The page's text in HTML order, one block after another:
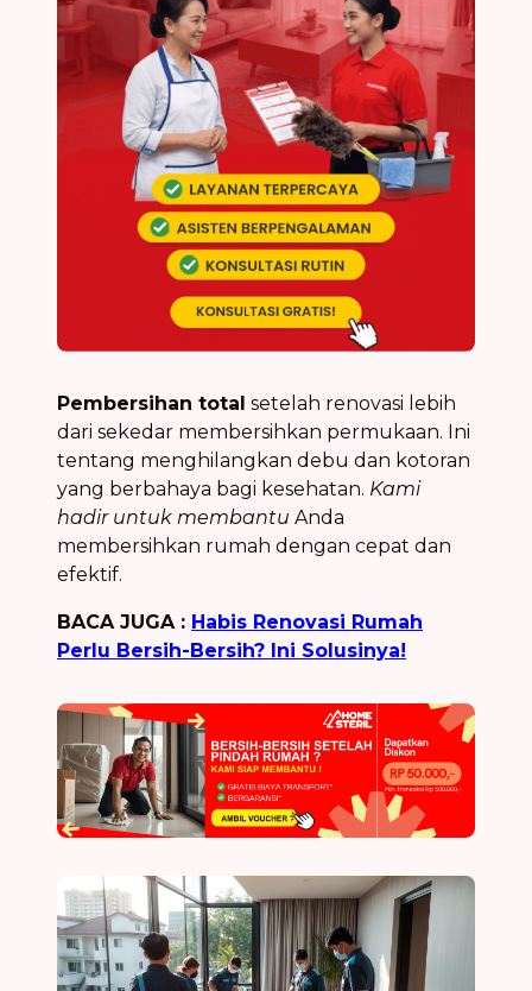
Pembersihan total setelah renovasi lebih
dari sekedar membersihkan permukaan. Ini
tentang menghilangkan debu dan kotoran
yang berbahaya bagi kesehatan. Kami
hadir untuk membantu Anda
membersihkan rumah dengan cepat dan
efektif.
BACA JUGA : Habis Renovasi Rumah
Perlu Bersih-Bersih? Ini Solusinya!